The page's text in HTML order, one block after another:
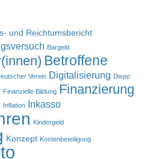
und Reichtumsbericht
Bargeld
Betroffene
Verein Digitalisierung Dispo
Finanzielle Bildung Finanzierung
Inflation Inkasso
Kindergeld
Konzept Kostenbeteiligung